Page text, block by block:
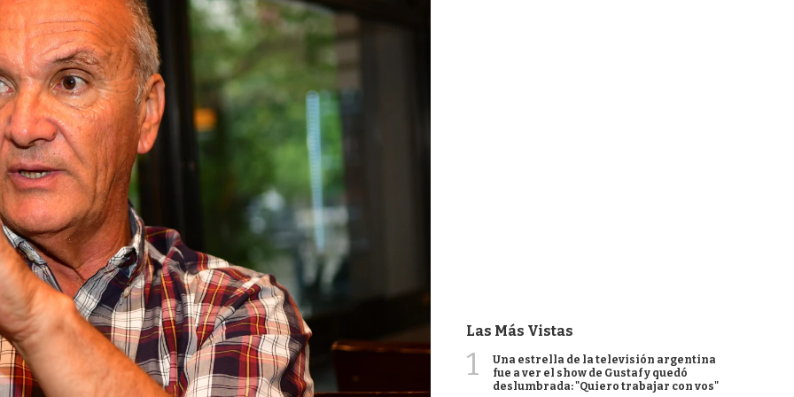
Las Más Vistas
1
Una estrella de la televisión argentina
fue a ver el show de Gustaf y quedó
deslumbrada: "Quiero trabajar con vos"